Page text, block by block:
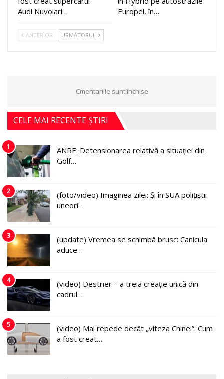
Audi Nuvolari…
Europei, în…
ANTERIOR URMĂTORUL
Cmentariile sunt închise
CELE MAI RECENTE ȘTIRI
1
ANRE: Detensionarea relativă a situației din
Golf…
2
(foto/video) Imaginea zilei: Și în SUA polițiștii
uneori…
3
(update) Vremea se schimbă brusc: Canicula
aduce…
4
(video) Destrier – a treia creație unică din
cadrul…
5
(video) Mai repede decât „viteza Chinei”: Cum
a fost creat…